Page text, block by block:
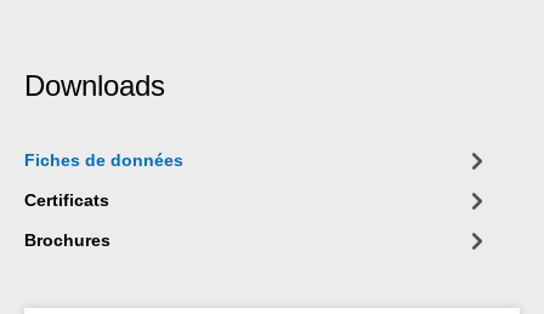
Downloads
Fiches de données
Certificats
Brochures